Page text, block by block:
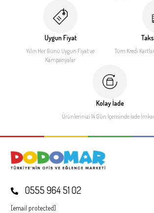
Uygun Fiyat
Yılın Her Günü Uygun Fiyatve
Kampanyalar
Tüm Kredi
Kolay İade
Ürünlerinizi 14 Gün İçerisinde İade
0555 964 51 02
[email protected]